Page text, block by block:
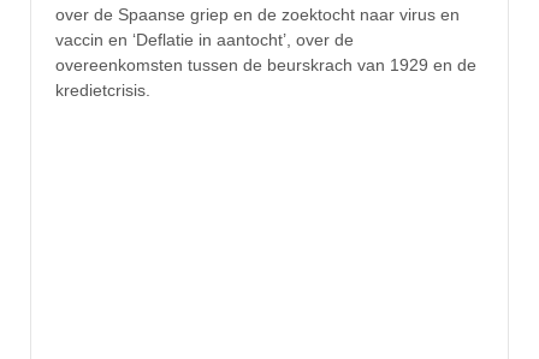
over de Spaanse griep en de zoektocht naar virus en
vaccin en ‘Deflatie in aantocht’, over de
overeenkomsten tussen de beurskrach van 1929 en de
kredietcrisis.